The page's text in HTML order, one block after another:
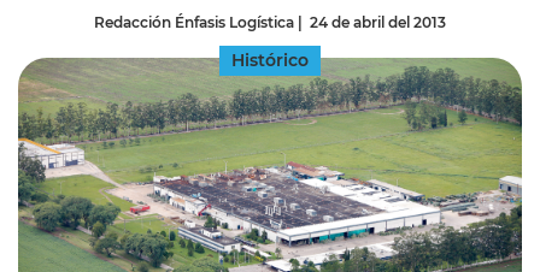
Redacción Énfasis Logística | 24 de abril del 2013
Histórico